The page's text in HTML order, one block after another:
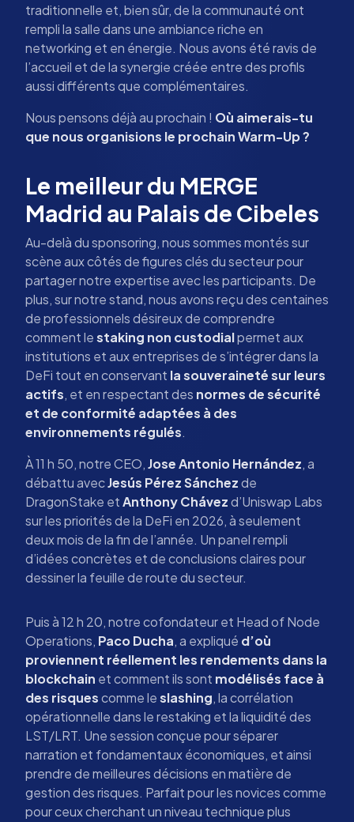
traditionnelle et, bien sûr, de la communauté ont
rempli la salle dans une ambiance riche en
networking et en énergie. Nous avons été ravis de
l’accueil et de la synergie créée entre des profils
aussi différents que complémentaires.
Nous pensons déjà au prochain ! Où aimerais-tu
que nous organisions le prochain Warm-Up ?
Le meilleur du MERGE
Madrid au Palais de Cibeles
Au-delà du sponsoring, nous sommes montés sur
scène aux côtés de figures clés du secteur pour
partager notre expertise avec les participants. De
plus, sur notre stand, nous avons reçu des centaines
de professionnels désireux de comprendre
comment lestaking non custodialpermet aux
institutions et aux entreprises de s’intégrer dans la
DeFi tout en conservant la souveraineté sur leurs
actifs, et en respectant des normes de sécurité
et de conformité adaptées à des
environnements régulés.
À 11 h 50, notre CEO,Jose Antonio Hernández, a
débattu avecJesús Pérez Sánchezde
DragonStake etAnthony Chávezd’Uniswap Labs
sur les priorités de la DeFi en 2026, à seulement
deux mois de la fin de l’année. Un panel rempli
d’idées concrètes et de conclusions claires pour
dessiner la feuille de route du secteur.
Puis à 12 h 20, notre cofondateur et Head of Node
Operations, Paco Ducha, a expliqué d’où
proviennent réellement les rendements dans la
blockchain et comment ils sont modélisés face à
des risquescomme leslashing, la corrélation
opérationnelle dans le restaking et la liquidité des
LST/LRT. Une session conçue pour séparer
narration et fondamentaux économiques, et ainsi
prendre de meilleures décisions en matière de
gestion des risques. Parfait pour les novices comme
pour ceux cherchant un niveau technique plus